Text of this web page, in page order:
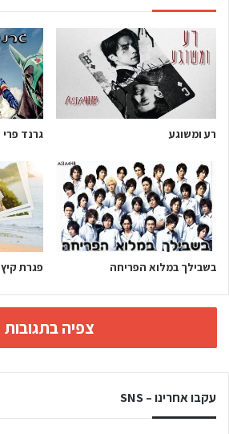
רע ומשוגע גרנד פרי
בשבילך במלוא הפריחה פגרת קיץ
צפיה בתגובות
עקבו אחרינו – SNS